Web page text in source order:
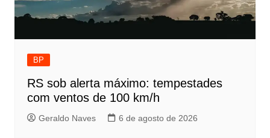
BP
RS sob alerta máximo: tempestades
com ventos de 100 km/h
Geraldo Naves 6 de agosto de 2026